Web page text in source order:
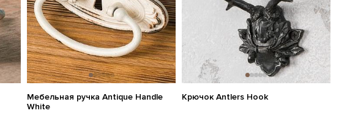
Мебельная ручка Antique Handle
White
Крючок Antlers Hook